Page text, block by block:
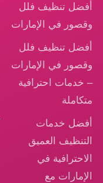
أفضل تنظيف فلل
وقصور في الإمارات
أفضل تنظيف فلل
وقصور في الإمارات
– خدمات احترافية
متكاملة
أفضل خدمات
التنظيف العميق
الاحترافية في
الإمارات مع